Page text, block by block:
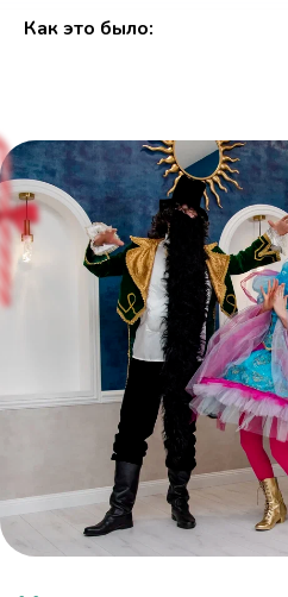
Как это было:
Интерактивные шоу
с современными сценариями
для незабываемых эмоций.